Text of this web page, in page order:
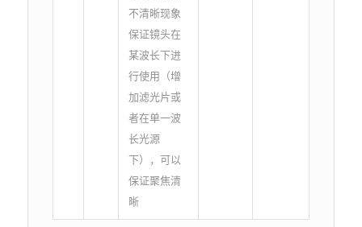
不清晰现象
保证镜头在
某波长下进
行使用（增
加滤光片或
者在单一波
长光源
下），可以
保证聚焦清
晰